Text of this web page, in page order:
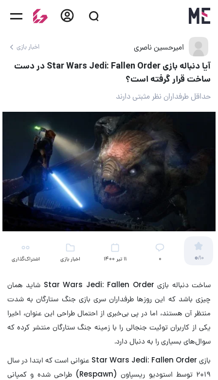
امیرحسین ناصری اخبار بازی
آیا دنباله بازی Star Wars Jedi: Fallen Order در دست
ساخت قرار گرفته است؟
حداقل طرفداران نظر مثبتی دارند
0/10 ۰ 11 تیر 1400 اخبار بازی اشتراک‌گذاری
ساخت دنباله بازی Star Wars Jedi: Fallen Order شاید همان
چیزی باشد که این روزها طرفداران سری بازی جنگ ستارگان به شدت
منتظر آن هستند، اما در پی بی‌خبری از احتمال طراحی این عنوان، اخیرا
یکی از کاربران توئیت جنجالی را با زمینه جنگ ستارگان منتشر کرده که
سوال‌های بسیاری را به دنبال دارد.
بازی Star Wars Jedi: Fallen Order عنوانی است که ابتدا در سال
۲۰۱۹ توسط استودیو ریسپاون (Respawn) طراحی شده و کمپانی